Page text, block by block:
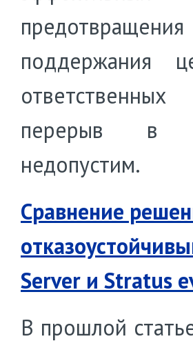
поддержания
перерыв в
недопустим.
Сравнение
Server и Stratus
В прошлой